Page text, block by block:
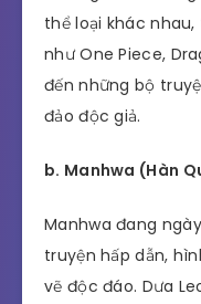
thể loại khác
như One Piece,
đến những bộ
đảo độc giả.
b. Manhwa (Hàn
Manhwa đang
truyện hấp dẫn,
vẽ độc đáo. Dưa